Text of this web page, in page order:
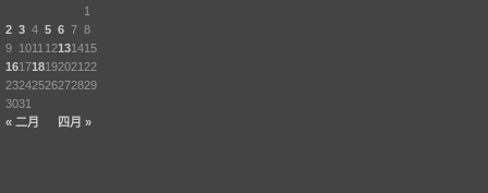
« 二月 四月 »
1
2 3 4 5 6 7 8
9 1011 12131415
161718192021 22
23242526272829
3031